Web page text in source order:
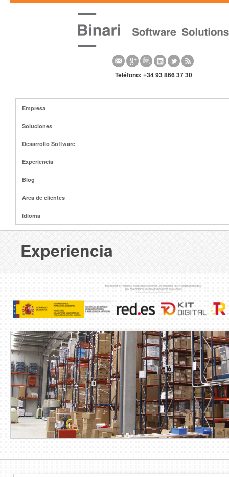
Teléfono: +34 93 866 37 30
Empresa
Soluciones
Desarrollo Software
Experiencia
Blog
Area de clientes
Idioma
Experiencia